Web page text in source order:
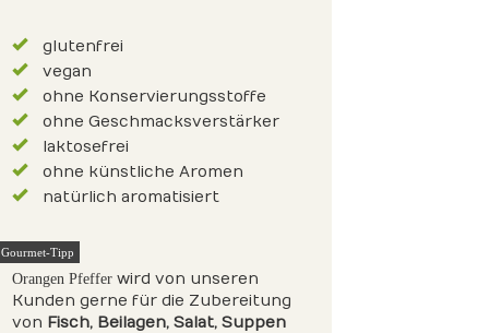
glutenfrei
vegan
ohne Konservierungsstoffe
ohne Geschmacksverstärker
laktosefrei
ohne künstliche Aromen
natürlich aromatisiert
Gourmet-Tipp
Orangen Pfeffer wird von unseren
Kunden gerne für die Zubereitung
von Fisch, Beilagen, Salat, Suppen